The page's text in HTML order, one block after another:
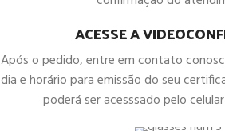
ACESSE A
Após o pedido, entre em contato
dia e horário para emissão do seu
poderá ser acesssado pelo